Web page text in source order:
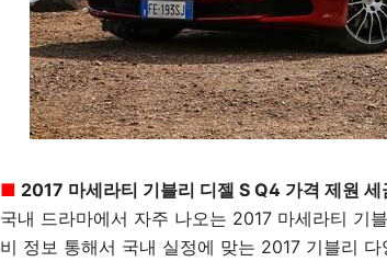
■ 2017 마세라티 기블리 디젤 S Q4 가격 제원 세
국내 드라마에서 자주 나오는 2017 마세라티 기
비 정보 통해서 국내 실정에 맞는 2017 기블리